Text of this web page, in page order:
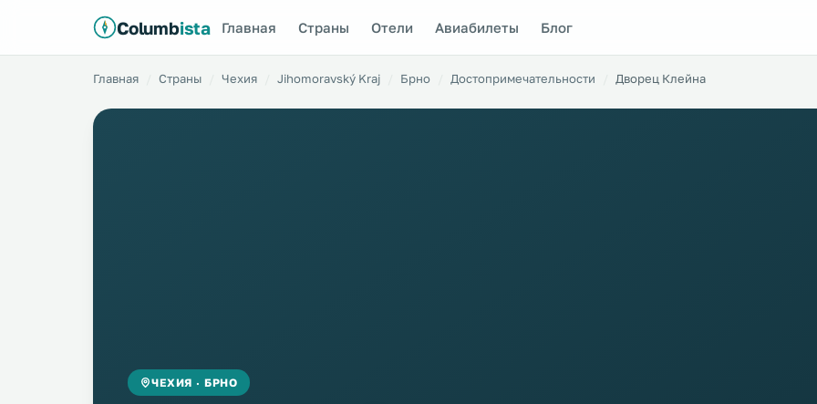
Columbista Главная Страны Отели Авиабилеты Блог
Главная Страны Чехия Jihomoravský Kraj Брно Достопримечательности Дворец Клейна
ЧЕХИЯ · БРНО